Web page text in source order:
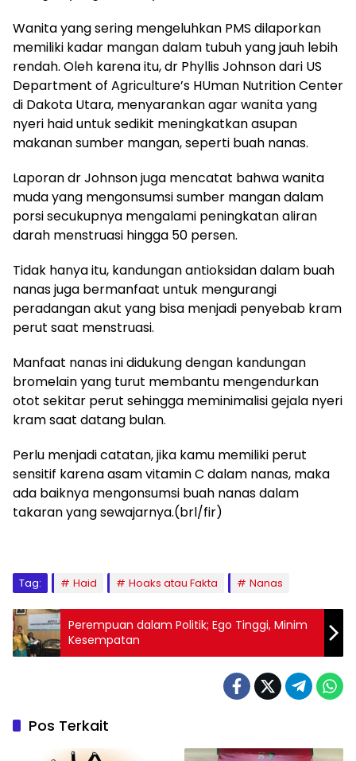
Wanita yang sering mengeluhkan PMS dilaporkan
memiliki kadar mangan dalam tubuh yang jauh lebih
rendah. Oleh karena itu, dr Phyllis Johnson dari US
Department of Agriculture’s HUman Nutrition Center
di Dakota Utara, menyarankan agar wanita yang
nyeri haid untuk sedikit meningkatkan asupan
makanan sumber mangan, seperti buah nanas.
Laporan dr Johnson juga mencatat bahwa wanita
muda yang mengonsumsi sumber mangan dalam
porsi secukupnya mengalami peningkatan aliran
darah menstruasi hingga 50 persen.
Tidak hanya itu, kandungan antioksidan dalam buah
nanas juga bermanfaat untuk mengurangi
peradangan akut yang bisa menjadi penyebab kram
perut saat menstruasi.
Manfaat nanas ini didukung dengan kandungan
bromelain yang turut membantu mengendurkan
otot sekitar perut sehingga meminimalisi gejala nyeri
kram saat datang bulan.
Perlu menjadi catatan, jika kamu memiliki perut
sensitif karena asam vitamin C dalam nanas, maka
ada baiknya mengonsumsi buah nanas dalam
takaran yang sewajarnya.(brl/fir)
Tag: Haid Hoaks atau Fakta Nanas
Perempuan dalam Politik; Ego Tinggi, Minim
Kesempatan
Pos Terkait